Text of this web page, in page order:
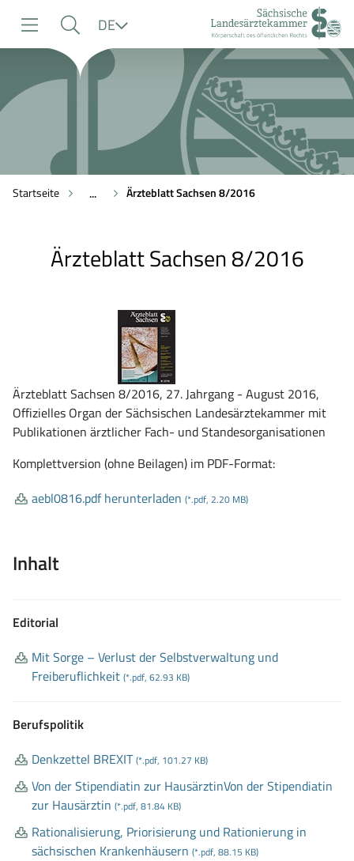
Navigation
Suche
Inhalt
DE
Startseite ... Ärzteblatt Sachsen 8/2016
Ärzteblatt Sachsen 8/2016
Ärzteblatt Sachsen 8/2016, 27. Jahrgang - August 2016,
Offizielles Organ der Sächsischen Landesärztekammer mit
Publikationen ärztlicher Fach- und Standesorganisationen
Komplettversion (ohne Beilagen) im PDF-Format:
aebl0816.pdf herunterladen (*.pdf, 2.20 MB)
Inhalt
Editorial
Mit Sorge – Verlust der Selbstverwaltung und
Freiberuflichkeit (*.pdf, 62.93 KB)
Berufspolitik
Denkzettel BREXIT (*.pdf, 101.27 KB)
Von der Stipendiatin zur HausärztinVon der Stipendiatin
zur Hausärztin (*.pdf, 81.84 KB)
Rationalisierung, Priorisierung und Rationierung in
sächsischen Krankenhäusern (*.pdf, 88.15 KB)